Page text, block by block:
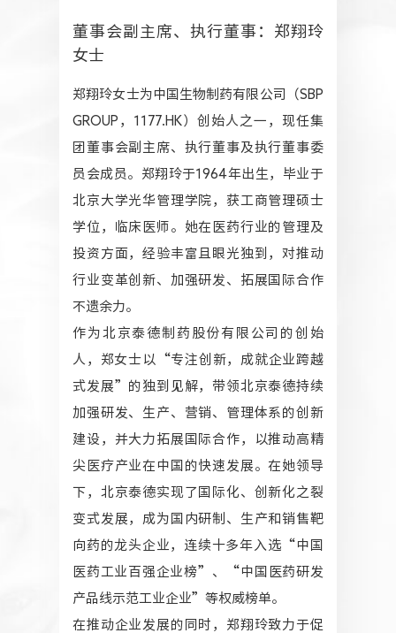
董事会副主席、执行董事：郑翔玲
女士
郑翔玲女士为中国生物制药有限公司（SBP
GROUP，1177.HK）创始人之一，现任集
团董事会副主席、执行董事及执行董事委
员会成员。郑翔玲于1964年出生，毕业于
北京大学光华管理学院，获工商管理硕士
学位，临床医师。她在医药行业的管理及
投资方面，经验丰富且眼光独到，对推动
行业变革创新、加强研发、拓展国际合作
不遗余力。
作为北京泰德制药股份有限公司的创始
人，郑女士以“专注创新，成就企业跨越
式发展”的独到见解，带领北京泰德持续
加强研发、生产、营销、管理体系的创新
建设，并大力拓展国际合作，以推动高精
尖医疗产业在中国的快速发展。在她领导
下，北京泰德实现了国际化、创新化之裂
变式发展，成为国内研制、生产和销售靶
向药的龙头企业，连续十多年入选“中国
医药工业百强企业榜”、“中国医药研发
产品线示范工业企业”等权威榜单。
在推动企业发展的同时，郑翔玲致力于促